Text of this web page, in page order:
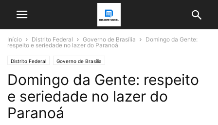
Início Distrito Federal Governo de Brasília
Domingo da Gente:
respeito e seriedade no lazer do Paranoá
Distrito Federal Governo de Brasília
Domingo da Gente: respeito
e seriedade no lazer do
Paranoá